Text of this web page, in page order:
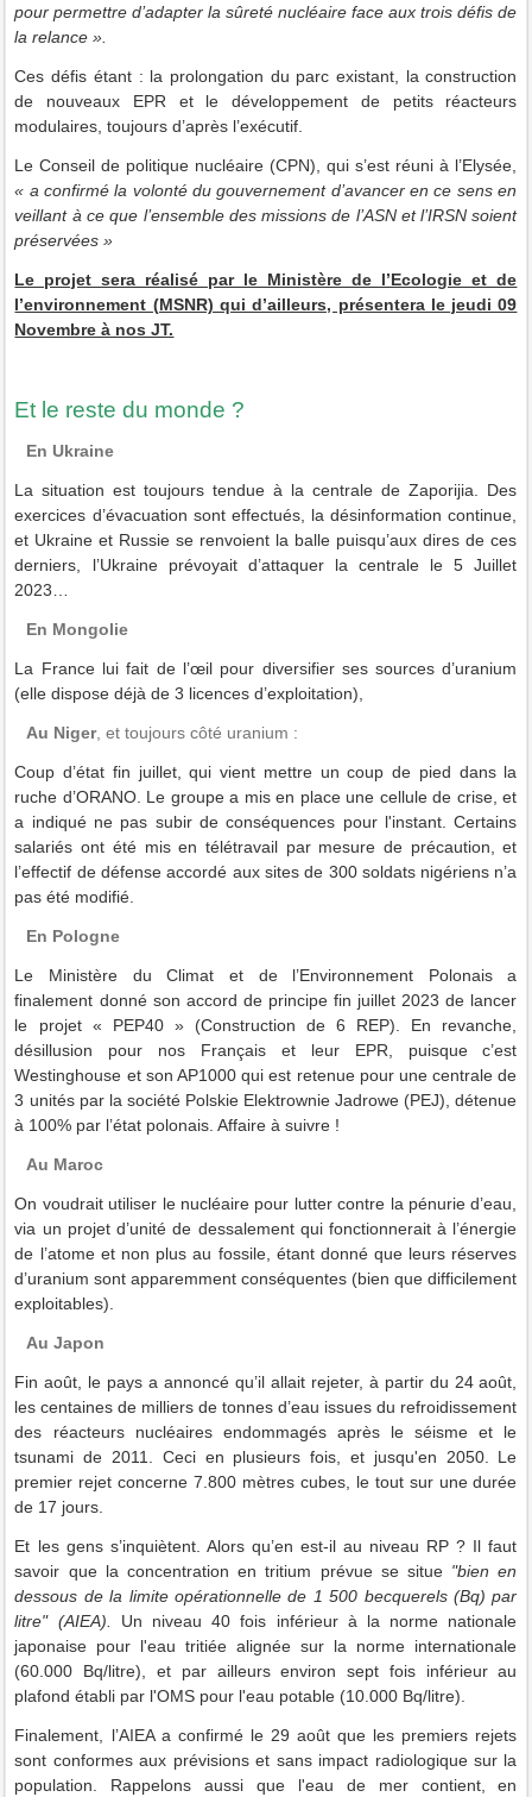
pour permettre d’adapter la sûreté nucléaire face aux trois défis de
la relance ».
Ces défis étant : la prolongation du parc existant, la construction
de nouveaux EPR et le développement de petits réacteurs
modulaires, toujours d’après l’exécutif.
Le Conseil de politique nucléaire (CPN), qui s’est réuni à l’Elysée,
« a confirmé la volonté du gouvernement d’avancer en ce sens en
veillant à ce que l’ensemble des missions de l’ASN et l’IRSN soient
préservées »
Le projet sera réalisé par le Ministère de l’Ecologie et de
l’environnement (MSNR) qui d’ailleurs, présentera le jeudi 09
Novembre à nos JT.
Et le reste du monde ?
En Ukraine
La situation est toujours tendue à la centrale de Zaporijia. Des
exercices d’évacuation sont effectués, la désinformation continue,
et Ukraine et Russie se renvoient la balle puisqu’aux dires de ces
derniers, l’Ukraine prévoyait d’attaquer la centrale le 5 Juillet
2023…
En Mongolie
La France lui fait de l’œil pour diversifier ses sources d’uranium
(elle dispose déjà de 3 licences d’exploitation),
Au Niger, et toujours côté uranium :
Coup d’état fin juillet, qui vient mettre un coup de pied dans la
ruche d’ORANO. Le groupe a mis en place une cellule de crise, et
a indiqué ne pas subir de conséquences pour l'instant. Certains
salariés ont été mis en télétravail par mesure de précaution, et
l’effectif de défense accordé aux sites de 300 soldats nigériens n’a
pas été modifié.
En Pologne
Le Ministère du Climat et de l’Environnement Polonais a
finalement donné son accord de principe fin juillet 2023 de lancer
le projet « PEP40 » (Construction de 6 REP). En revanche,
désillusion pour nos Français et leur EPR, puisque c’est
Westinghouse et son AP1000 qui est retenue pour une centrale de
3 unités par la société Polskie Elektrownie Jadrowe (PEJ), détenue
à 100% par l’état polonais. Affaire à suivre !
Au Maroc
On voudrait utiliser le nucléaire pour lutter contre la pénurie d’eau,
via un projet d’unité de dessalement qui fonctionnerait à l’énergie
de l’atome et non plus au fossile, étant donné que leurs réserves
d’uranium sont apparemment conséquentes (bien que difficilement
exploitables).
Au Japon
Fin août, le pays a annoncé qu’il allait rejeter, à partir du 24 août,
les centaines de milliers de tonnes d’eau issues du refroidissement
des réacteurs nucléaires endommagés après le séisme et le
tsunami de 2011. Ceci en plusieurs fois, et jusqu'en 2050. Le
premier rejet concerne 7.800 mètres cubes, le tout sur une durée
de 17 jours.
Et les gens s’inquiètent. Alors qu’en est-il au niveau RP ? Il faut
savoir que la concentration en tritium prévue se situe "bien en
dessous de la limite opérationnelle de 1 500 becquerels (Bq) par
litre" (AIEA). Un niveau 40 fois inférieur à la norme nationale
japonaise pour l'eau tritiée alignée sur la norme internationale
(60.000 Bq/litre), et par ailleurs environ sept fois inférieur au
plafond établi par l'OMS pour l'eau potable (10.000 Bq/litre).
Finalement, l’AIEA a confirmé le 29 août que les premiers rejets
sont conformes aux prévisions et sans impact radiologique sur la
population. Rappelons aussi que l'eau de mer contient, en